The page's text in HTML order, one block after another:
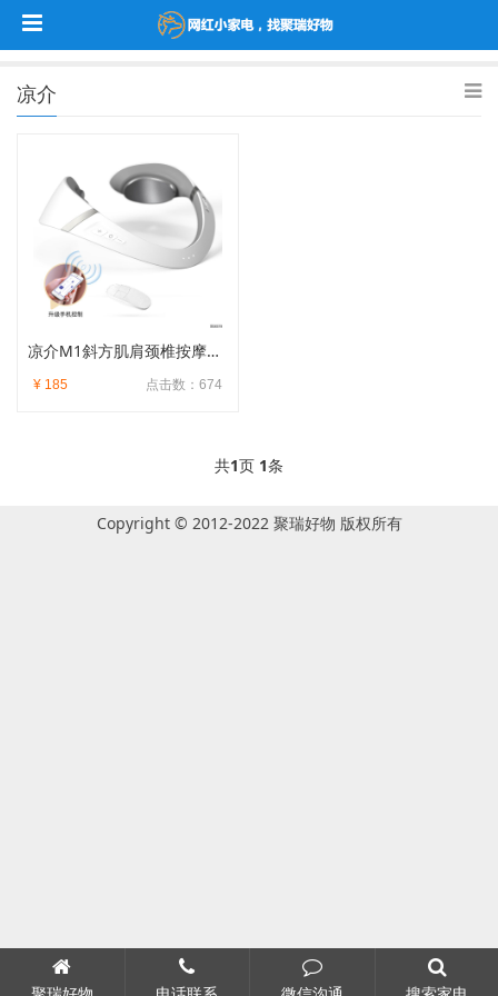
凉介
凉介M1斜方肌肩颈椎按摩器颈部按摩仪
点击数：674
¥ 185
共1页 1条
Copyright © 2012-2022 聚瑞好物 版权所有